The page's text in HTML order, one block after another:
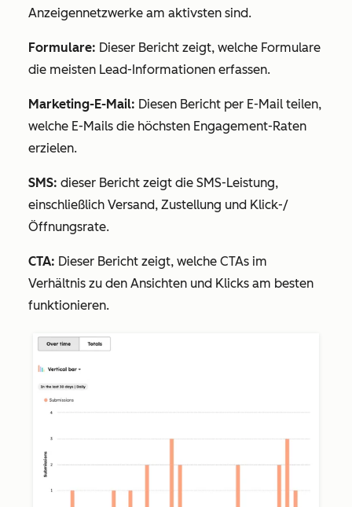
Anzeigennetzwerke am aktivsten sind.
Formulare: Dieser Bericht zeigt, welche Formulare
die meisten Lead-Informationen erfassen.
Marketing-E-Mail: Diesen Bericht per E-Mail teilen,
welche E-Mails die höchsten Engagement-Raten
erzielen.
SMS: dieser Bericht zeigt die SMS-Leistung,
einschließlich Versand, Zustellung und Klick-/
Öffnungsrate.
CTA: Dieser Bericht zeigt, welche CTAs im
Verhältnis zu den Ansichten und Klicks am besten
funktionieren.